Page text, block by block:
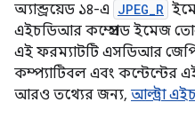
অ্যান্ড্রয়েড ১৪-এ JPEG_R
এইচডিআর কম্প্রেসড ইমেজ
এই ফরম্যাটটি এসডিআর
কম্প্যাটিবল এবং কন্টেন্টের
আরও তথ্যের জন্য, আল্ট্রা